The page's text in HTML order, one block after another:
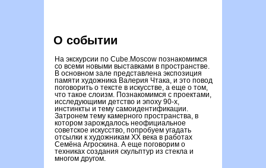
На экскурсии по Cube.Moscow познакомимся
со всеми новыми выставками в пространстве.
В основном зале представлена экспозиция
памяти художника Валерия Чтака, и это повод
поговорить о тексте в искусстве, а еще о том,
что такое слоизм. Познакомимся с проектами,
исследующими детство и эпоху 90-х,
инстинкты и тему самоидентификации.
Затронем тему камерного пространства, в
котором зарождалось неофициальное
советское искусство, попробуем угадать
отсылки к художникам XX века в работах
Семёна Агроскина. А еще поговорим о
техниках создания скульптур из стекла и
многом другом.
О событии